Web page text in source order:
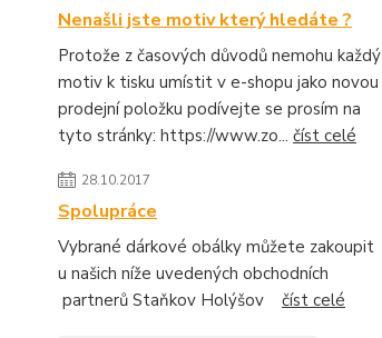
Nenašli jste motiv který hledáte ?
Protože z časových důvodů nemohu každý
motiv k tisku umístit v e-shopu jako novou
prodejní položku podívejte se prosím na
tyto stránky: https://www.zo... číst celé
28.10.2017
Spolupráce
Vybrané dárkové obálky můžete zakoupit
u našich níže uvedených obchodních
partnerů Staňkov Holýšov číst celé